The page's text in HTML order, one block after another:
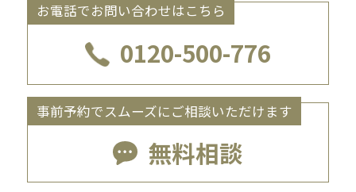
お電話でお問い合わせはこちら
0120-500-776
事前予約でスムーズにご相談いただけます
無料相談